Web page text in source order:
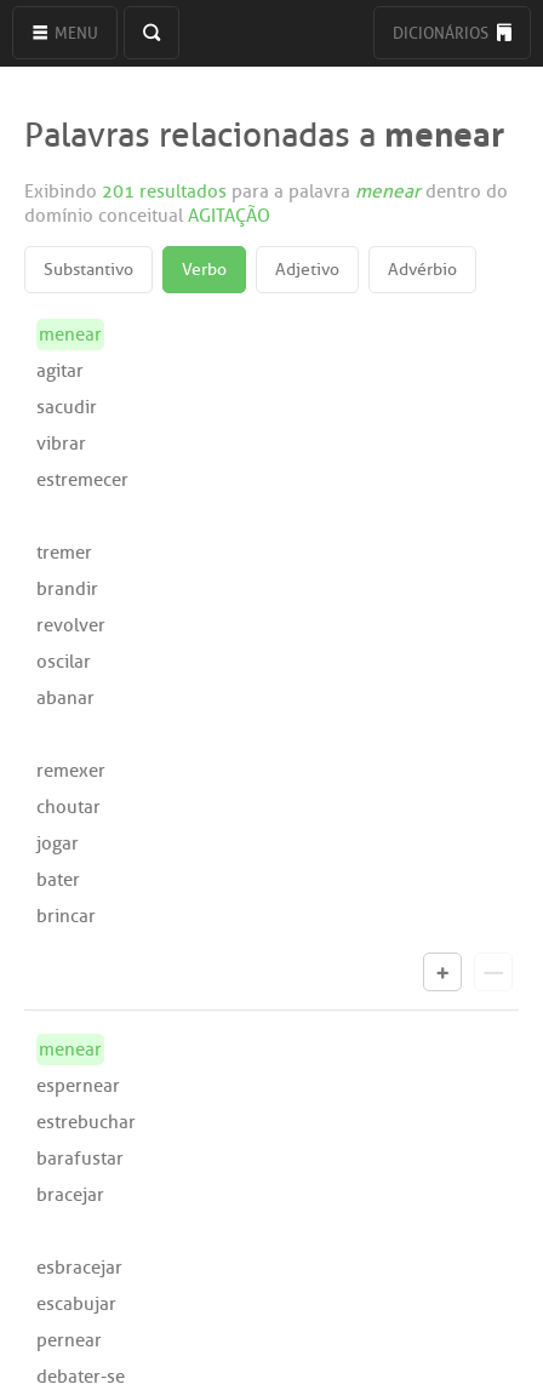
MENU DICIONÁRIOS
Palavras relacionadas a menear
Exibindo 201 resultados para a palavra meneardentro do
domínio conceitual AGITAÇÃO
Substantivo Verbo Adjetivo Advérbio
menear
agitar
sacudir
vibrar
estremecer
tremer
brandir
revolver
oscilar
abanar
remexer
choutar
jogar
bater
brincar
menear
espernear
estrebuchar
barafustar
bracejar
esbracejar
escabujar
pernear
debater-se